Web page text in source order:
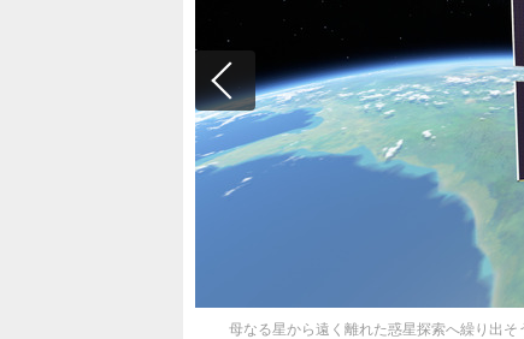
母なる星から遠く離れた惑星探索へ繰り出